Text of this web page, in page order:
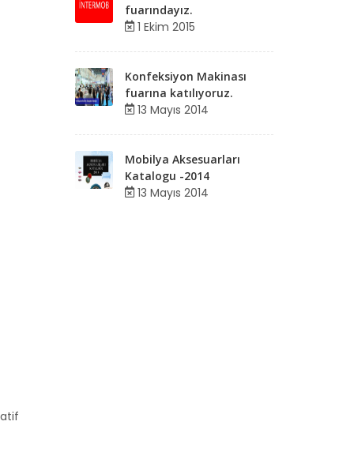
fuarındayız.
1 Ekim 2015
Konfeksiyon Makinası
fuarına katılıyoruz.
13 Mayıs 2014
Mobilya Aksesuarları
Katalogu -2014
13 Mayıs 2014